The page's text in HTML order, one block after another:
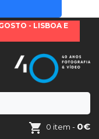
- LISBOA E
0 item - 0€